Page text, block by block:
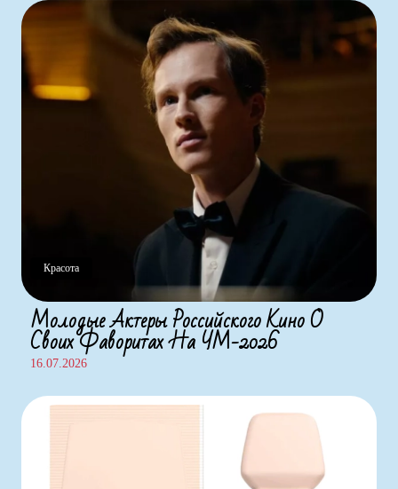
Красота
Молодые Актеры Российского Кино О
Своих Фаворитах На ЧМ-2026
16.07.2026